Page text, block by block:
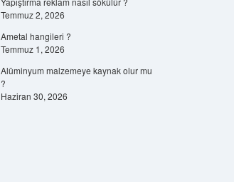
Temmuz 2, 2026
Ametal hangileri ?
Temmuz 1, 2026
Alüminyum malzemeye kaynak olur mu
?
Haziran 30, 2026